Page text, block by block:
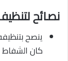
نصائح
ينصح
كان